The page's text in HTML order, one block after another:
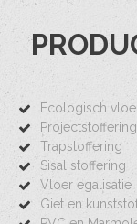
Ecologisch
Projectstoffering
Trapstoffering
Sisal stoffering
Vloer egalisatie
Giet en